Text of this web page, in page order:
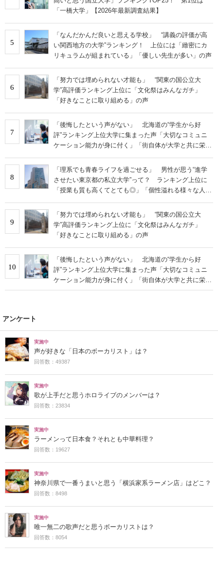
「一橋大学」【2026年最新調査結果】
5
「なんだかんだ良いと思える学校」 “講義の評価が高
い関西地方の大学”ランキング！ 上位には「緻密にカ
リキュラムが組まれている」「優しい先生が多い」の声
6
「努力では埋められない才能も」 “関東の国公立大
学”高評価ランキング上位に「文化祭はみんなガチ」
「好きなことに取り組める」の声
7
「後悔したという声がない」 北海道の“学生から好
評”ランキング上位大学に集まった声「大切なコミュニ
ケーション能力が身に付く」「街自体が大学と共に栄え
8
「理系でも青春ライフを過ごせる」 男性が思う“進学
させたい東京都の私立大学”って？ ランキング上位に
「授業も質も高くてとても◎」「個性溢れる様々な人間
9
「努力では埋められない才能も」 “関東の国公立大
学”高評価ランキング上位に「文化祭はみんなガチ」
「好きなことに取り組める」の声
10
「後悔したという声がない」 北海道の“学生から好
評”ランキング上位大学に集まった声「大切なコミュニ
ケーション能力が身に付く」「街自体が大学と共に栄え
ている」
アンケート
実施中
声が好きな「日本のボーカリスト」は？
回答数：49387
実施中
歌が上手だと思うホロライブのメンバーは？
回答数：23834
実施中
ラーメンって日本食？それとも中華料理？
回答数：19627
実施中
神奈川県で一番うまいと思う「横浜家系ラーメン店」はどこ？
回答数：8498
実施中
唯一無二の歌声だと思うボーカリストは？
回答数：8054